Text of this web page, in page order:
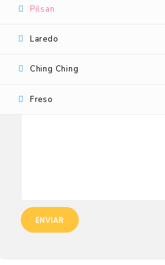
Pilsan
Laredo
Ching Ching
Freso
Correo electrónico
Guarda mi nombre, correo
Tu puntuación
Tu valoración